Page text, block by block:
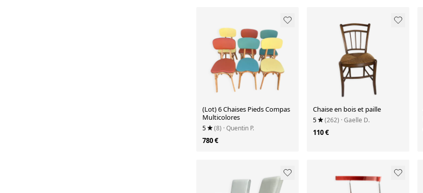
(Lot) 6 Chaises Pieds Compas
Multicolores
5 (8) · Quentin P.
780 €
Chaise en bois et paille
5 (262) · Gaelle D.
110 €